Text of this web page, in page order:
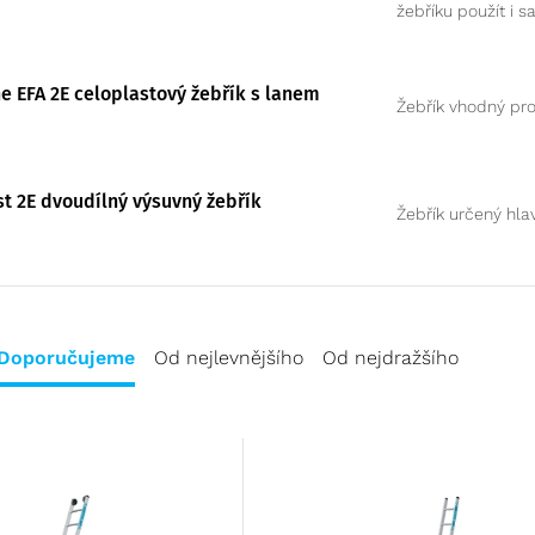
EFA 2E celoplastový žebřík s lanem
Žebřík vhodný
2E dvoudílný výsuvný žebřík
Žebřík určený
Od nejlevnějšího Od nejdražšího